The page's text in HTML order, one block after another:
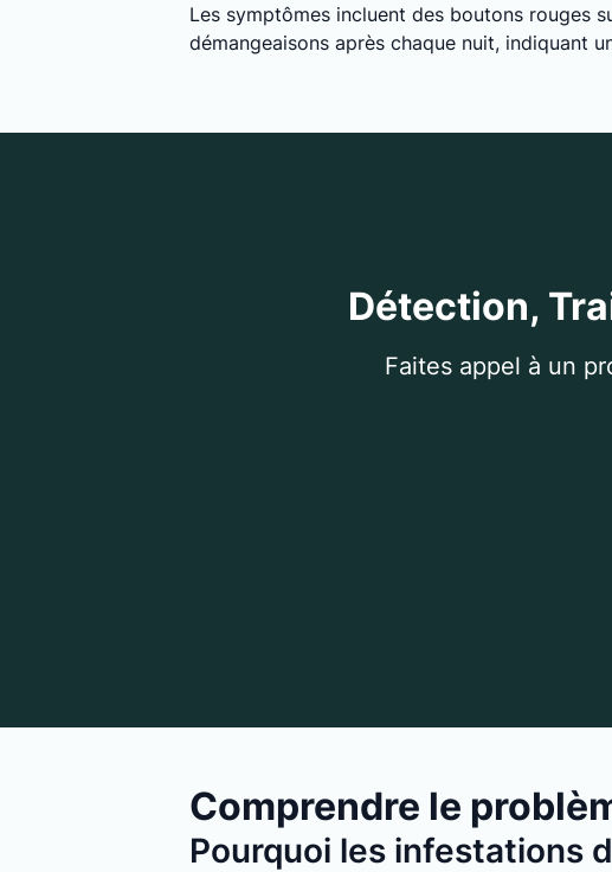
Les symptômes incluent des boutons rouges
démangeaisons après chaque nuit, indiquant
Détection,
Faites appel à un
Comprendre le
Pourquoi les infestations